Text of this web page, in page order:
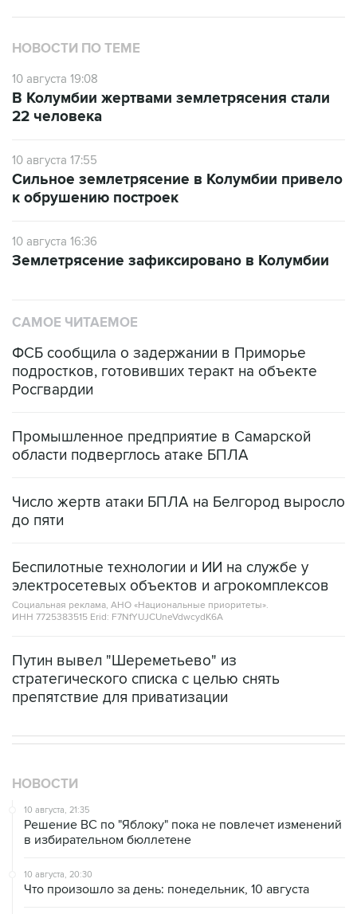
НОВОСТИ ПО ТЕМЕ
10 августа 19:08
В Колумбии жертвами землетрясения стали
22 человека
10 августа 17:55
Сильное землетрясение в Колумбии привело
к обрушению построек
10 августа 16:36
Землетрясение зафиксировано в Колумбии
САМОЕ ЧИТАЕМОЕ
ФСБ сообщила о задержании в Приморье
подростков, готовивших теракт на объекте
Росгвардии
Промышленное предприятие в Самарской
области подверглось атаке БПЛА
Число жертв атаки БПЛА на Белгород выросло
до пяти
Беспилотные технологии и ИИ на службе у
электросетевых объектов и агрокомплексов
Социальная реклама, АНО «Национальные приоритеты».
ИНН 7725383515 Erid: F7NfYUJCUneVdwcydK6A
Путин вывел "Шереметьево" из
стратегического списка с целью снять
препятствие для приватизации
НОВОСТИ
10 августа, 21:35
Решение ВС по "Яблоку" пока не повлечет изменений
в избирательном бюллетене
10 августа, 20:30
Что произошло за день: понедельник, 10 августа